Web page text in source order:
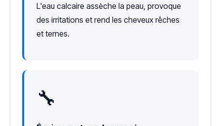
L'eau calcaire assèche la peau, provoque
des irritations et rend les cheveux rêches
et ternes.
🔧